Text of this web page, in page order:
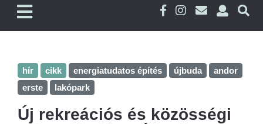
hír cikk energiatudatos építés újbuda
andor
erste
lakópark
Új rekreációs és közösségi